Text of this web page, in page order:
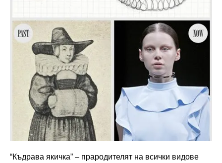
“Къдрава якичка” – прародителят на всички видове